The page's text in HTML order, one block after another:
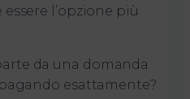
l’opzione più
da una domanda
esattamente?